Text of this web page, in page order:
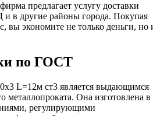
предлагает услугу доставки
и в другие районы города. Покупая
вы экономите не только деньги, но
по ГОСТ
L=12м ст3 является выдающимся
металлопроката. Она изготовлена в
регулирующими